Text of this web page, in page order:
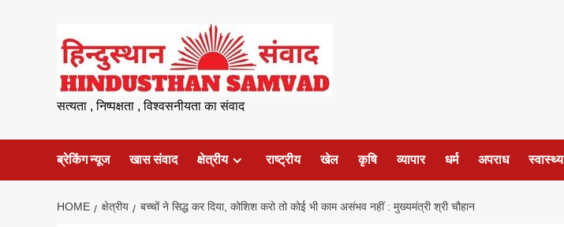
सत्यता , निष्पक्षता , विश्वसनीयता का संवाद
ब्रेकिंग न्यूज खास संवाद क्षेत्रीय राष्ट्रीय खेल कृषि व्यापार धर्म अपराध स्वास्थ्य
HOME क्षेत्रीय बच्चों ने सिद्ध कर दिया, कोशिश करो तो कोई भी काम असंभव नहीं : मुख्यमंत्री श्री चौहान